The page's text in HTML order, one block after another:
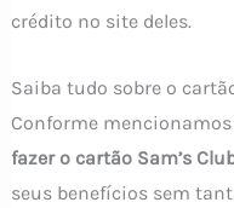
crédito no site deles.
Saiba tudo sobre o
Conforme
fazer o cartão Sam’s
seus benefícios sem